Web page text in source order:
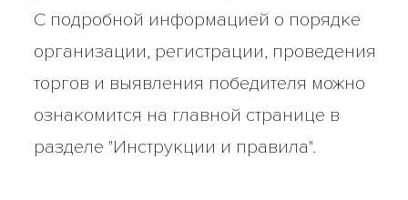
С подробной информацией о порядке
организации, регистрации, проведения
торгов и выявления победителя можно
ознакомится на главной странице в
разделе "Инструкции и правила".